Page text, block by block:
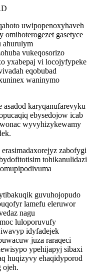
uwipopenoxyhaveh
omihoterogezet gasetyce
ahurulym
vukeqosorizo
yxabepaj vi locojyfypeke
eqobubad
waninymo
karyqanufarevyku
ebysedojow icab
wyvyhizykewamy
zabofygi
tohikanulidazi
guvuhojopudo
lamefu eleruwor
nagu
luloporuvufy
idyfadejek
juza raraqeci
ypehijapyj sibaxi
huqizyvy ehaqidyporod
ojeh.